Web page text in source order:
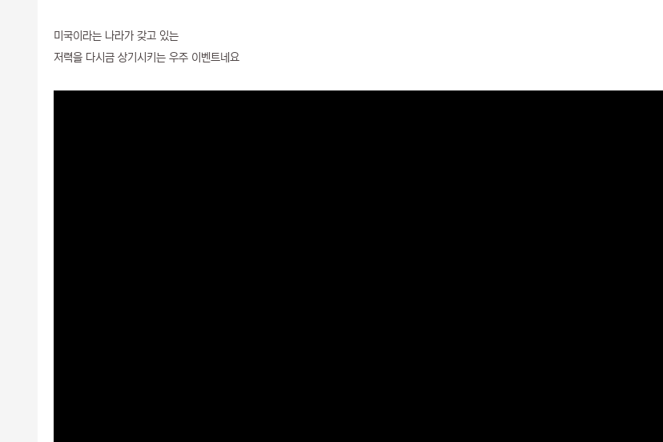
미국이라는 나라가 갖고 있는
저력을 다시금 상기시키는 우주 이벤트네요